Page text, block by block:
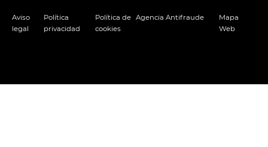
Aviso
legal
Política
privacidad
Política de
cookies
Agencia Antifraude
Mapa
Web